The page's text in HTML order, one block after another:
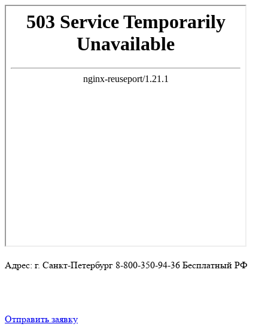
Адрес: г. Санкт-Петербург 8-800-350-94-36 Бесплатный РФ
Отправить заявку